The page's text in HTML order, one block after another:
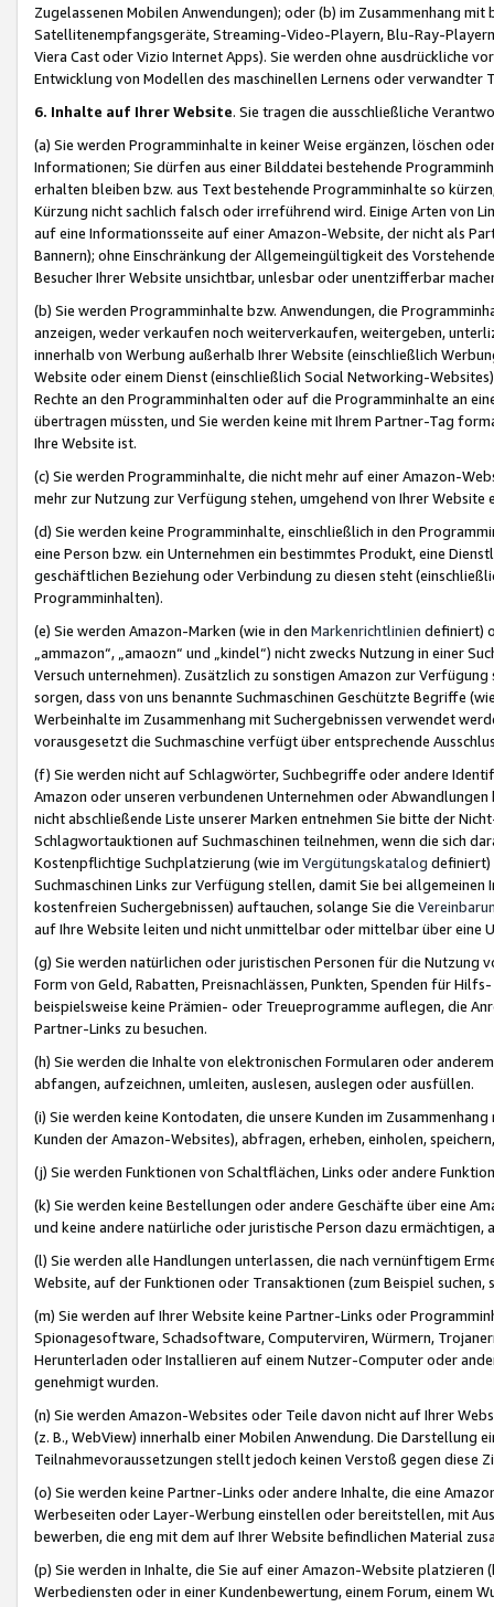
Zugelassenen Mobilen Anwendungen); oder (b) im Zusammenhang
Satellitenempfangsgeräte, Streaming-Video-Playern, Blu-Ray-
Viera Cast oder Vizio Internet Apps). Sie werden ohne ausdrückliche
Entwicklung von Modellen des maschinellen Lernens oder
6. Inhalte auf Ihrer Website. Sie tragen die ausschließliche
(a) Sie werden Programminhalte in keiner Weise ergänzen, löschen
Informationen; Sie dürfen aus einer Bilddatei bestehende
erhalten bleiben bzw. aus Text bestehende Programminhalte so
Kürzung nicht sachlich falsch oder irreführend wird. Einige Arten von
auf eine Informationsseite auf einer Amazon-Website, der nicht als
Bannern); ohne Einschränkung der Allgemeingültigkeit des
Besucher Ihrer Website unsichtbar, unlesbar oder unentzifferbar
(b) Sie werden Programminhalte bzw. Anwendungen, die
anzeigen, weder verkaufen noch weiterverkaufen, weitergeben,
innerhalb von Werbung außerhalb Ihrer Website (einschließlich
Website oder einem Dienst (einschließlich Social Networking-
Rechte an den Programminhalten oder auf die Programminhalte an
übertragen müssten, und Sie werden keine mit Ihrem Partner-Tag
Ihre Website ist.
(c) Sie werden Programminhalte, die nicht mehr auf einer Amazon-
mehr zur Nutzung zur Verfügung stehen, umgehend von Ihrer
(d) Sie werden keine Programminhalte, einschließlich in den
eine Person bzw. ein Unternehmen ein bestimmtes Produkt, eine
geschäftlichen Beziehung oder Verbindung zu diesen steht
Programminhalten).
(e) Sie werden Amazon-Marken (wie in den Markenrichtlinien definiert)
„ammazon“, „amaozn“ und „kindel“) nicht zwecks Nutzung in einer
Versuch unternehmen). Zusätzlich zu sonstigen Amazon zur
sorgen, dass von uns benannte Suchmaschinen Geschützte Begriffe
Werbeinhalte im Zusammenhang mit Suchergebnissen verwendet
vorausgesetzt die Suchmaschine verfügt über entsprechende
(f) Sie werden nicht auf Schlagwörter, Suchbegriffe oder andere
Amazon oder unseren verbundenen Unternehmen oder
nicht abschließende Liste unserer Marken entnehmen Sie bitte der
Schlagwortauktionen auf Suchmaschinen teilnehmen, wenn die sich
Kostenpflichtige Suchplatzierung (wie im Vergütungskatalog definiert)
Suchmaschinen Links zur Verfügung stellen, damit Sie bei
kostenfreien Suchergebnissen) auftauchen, solange Sie die
auf Ihre Website leiten und nicht unmittelbar oder mittelbar über eine
(g) Sie werden natürlichen oder juristischen Personen für die Nutzung
Form von Geld, Rabatten, Preisnachlässen, Punkten, Spenden für
beispielsweise keine Prämien- oder Treueprogramme auflegen, die
Partner-Links zu besuchen.
(h) Sie werden die Inhalte von elektronischen Formularen oder
abfangen, aufzeichnen, umleiten, auslesen, auslegen oder ausfüllen.
(i) Sie werden keine Kontodaten, die unsere Kunden im
Kunden der Amazon-Websites), abfragen, erheben, einholen,
(j) Sie werden Funktionen von Schaltflächen, Links oder andere
(k) Sie werden keine Bestellungen oder andere Geschäfte über eine
und keine andere natürliche oder juristische Person dazu
(l) Sie werden alle Handlungen unterlassen, die nach vernünftigem
Website, auf der Funktionen oder Transaktionen (zum Beispiel
(m) Sie werden auf Ihrer Website keine Partner-Links oder
Spionagesoftware, Schadsoftware, Computerviren, Würmern,
Herunterladen oder Installieren auf einem Nutzer-Computer oder
genehmigt wurden.
(n) Sie werden Amazon-Websites oder Teile davon nicht auf Ihrer
(z. B., WebView) innerhalb einer Mobilen Anwendung. Die Darstellung
Teilnahmevoraussetzungen stellt jedoch keinen Verstoß gegen diese
(o) Sie werden keine Partner-Links oder andere Inhalte, die eine
Werbeseiten oder Layer-Werbung einstellen oder bereitstellen, mit
bewerben, die eng mit dem auf Ihrer Website befindlichen Material
(p) Sie werden in Inhalte, die Sie auf einer Amazon-Website
Werbediensten oder in einer Kundenbewertung, einem Forum, einem